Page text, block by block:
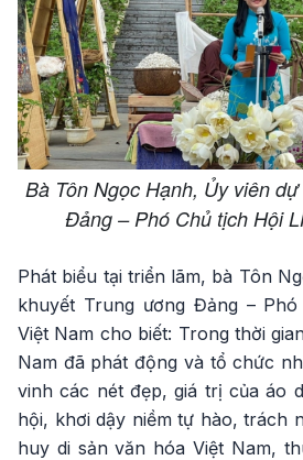
Bà Tôn Ngọc Hạnh, Ủy viên
Đảng – Phó Chủ tịch Hội
Phát biểu tại triển lãm, bà Tôn
khuyết Trung ương Đảng –
Việt Nam cho biết: Trong thời
Nam đã phát động và tổ chức
vinh các nét đẹp, giá trị của áo
hội, khơi dậy niềm tự hào, trách
huy di sản văn hóa Việt Nam,